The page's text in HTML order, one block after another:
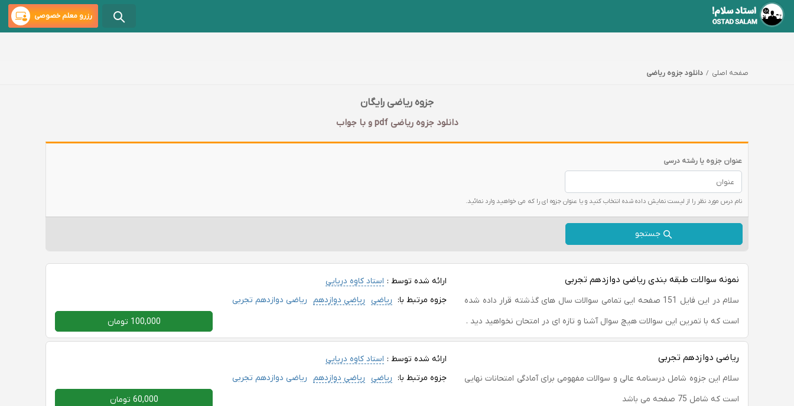
رزرو معلم خصوصی
صفحه اصلی دانلود جزوه ریاضی
جزوه ریاضی رایگان
دانلود جزوه ریاضی pdf و با جواب
عنوان جزوه یا رشته درسی
نام درس مورد نظر را از لیست نمایش داده شده انتخاب کنید و یا عنوان جزوه ای را که می خواهید وارد نمائید.
جستجو
نمونه سوالات طبقه بندی ریاضی دوازدهم تجربی
سلام در این فایل 151 صفحه ایی تمامی سوالات سال های گذشته قرار داده شده
است که با تمرین این سوالات هیچ سوال آشنا و تازه ای در امتحان نخواهید دید .
ارائه شده توسط : استاد کاوه دریایی
جزوه مرتبط با: ریاضی ریاضی دوازدهم ریاضی دوازدهم تجربی
100,000 تومان
ریاضی دوازدهم تجربی
سلام این جزوه شامل درسنامه عالی و سوالات مفهومی برای آمادگی امتحانات نهایی
است که شامل 75 صفحه می باشد
ارائه شده توسط : استاد کاوه دریایی
جزوه مرتبط با: ریاضی ریاضی دوازدهم ریاضی دوازدهم تجربی
60,000 تومان